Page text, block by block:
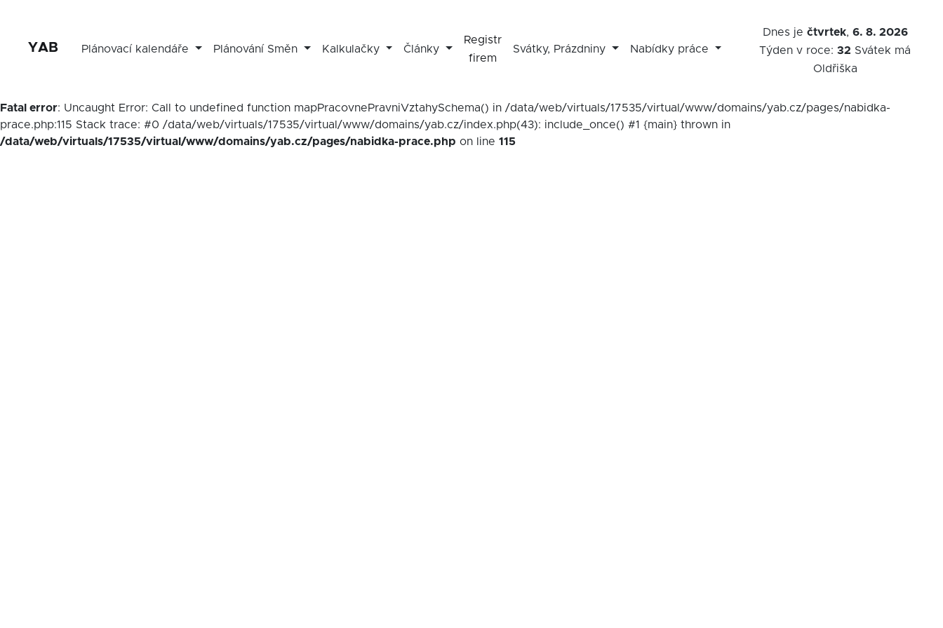
YAB Plánovací kalendáře Plánování Směn Kalkulačky Články
Registr
firem
Svátky, Prázdniny Nabídky práce
Dnes je čtvrtek, 6. 8. 2026
Týden v roce:32 Svátek má
Oldřiška
Fatal error: Uncaught Error: Call to undefined function mapPracovnePravniVztahySchema() in /data/web/virtuals/17535/virtual/www/domains/yab.cz/pages/nabidka-
prace.php:115 Stack trace: #0 /data/web/virtuals/17535/virtual/www/domains/yab.cz/index.php(43): include_once() #1 {main} thrown in
/data/web/virtuals/17535/virtual/www/domains/yab.cz/pages/nabidka-prace.php on line 115